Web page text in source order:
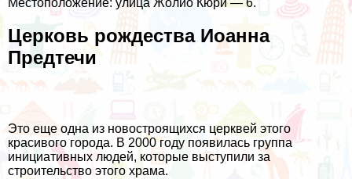
Церковь рождества Иоанна
Предтечи
Это еще одна из новостроящихся церквей этого
красивого города. В 2000 году появилась группа
инициативных людей, которые выступили за
строительство этого храма.